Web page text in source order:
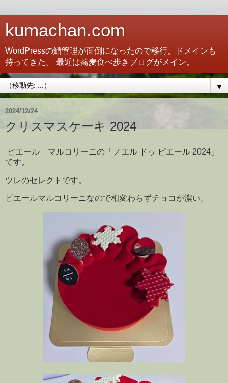
kumachan.com
WordPressの鯖管理が面倒になったので移行。ドメインも
持ってきた。 最近は蕎麦食べ歩きブログがメイン。
▼
2024/12/24
クリスマスケーキ 2024
ピエール マルコリーニの「ノエル ドゥ ピエール 2024」
です。
ツレのセレクトです。
ピエールマルコリーニなので相変わらずチョコが濃い。